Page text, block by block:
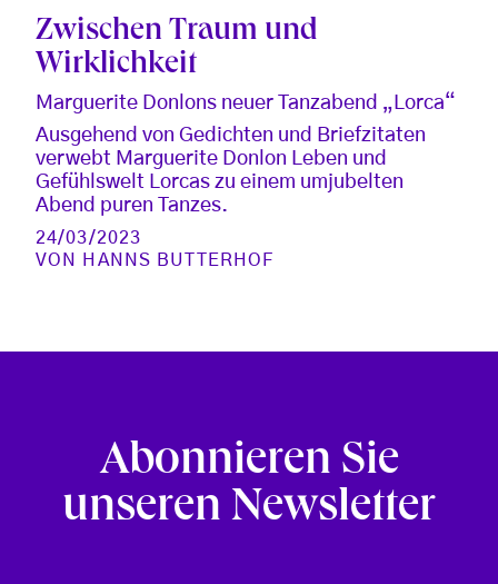
Zwischen Traum und
Wirklichkeit
Marguerite Donlons neuer Tanzabend „Lorca“
Ausgehend von Gedichten und Briefzitaten
verwebt Marguerite Donlon Leben und
Gefühlswelt Lorcas zu einem umjubelten
Abend puren Tanzes.
24/03/2023
VON
HANNS BUTTERHOF
Abonnieren Sie
unseren Newsletter